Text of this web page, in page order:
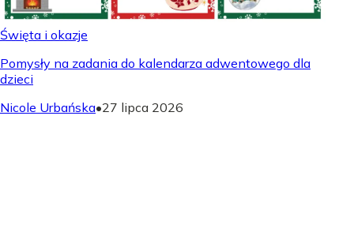
Święta i okazje
Pomysły na zadania do kalendarza adwentowego dla
dzieci
Nicole Urbańska•27 lipca 2026